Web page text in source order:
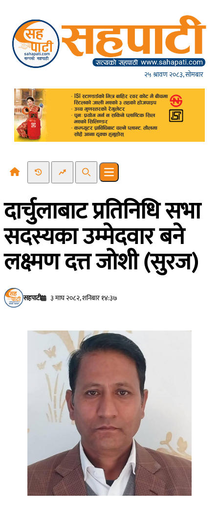
२५ श्रावण २०८३, सोमबार
Recent NewsTrending News
SearchOpen main menu
दार्चुलाबाट प्रतिनिधि सभा
सदस्यका उम्मेदवार बने
लक्ष्मण दत्त जोशी (सुरज)
सहपाटी ३ माघ २०८२, शनिबार १४:३७